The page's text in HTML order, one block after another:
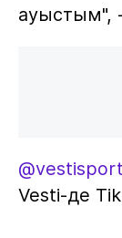
ауыстым",
@vestisport
Vesti-де